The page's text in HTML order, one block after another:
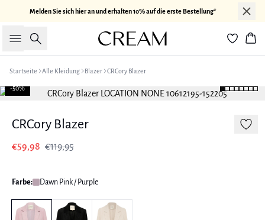
Melden Sie sich hier an und erhalten 10% auf die erste Bestellung*
Suche
Startseite Alle Kleidung Blazer CRCory Blazer
-50%
CRCory Blazer
€59,98 €119,95
Farbe: Dawn Pink / Purple